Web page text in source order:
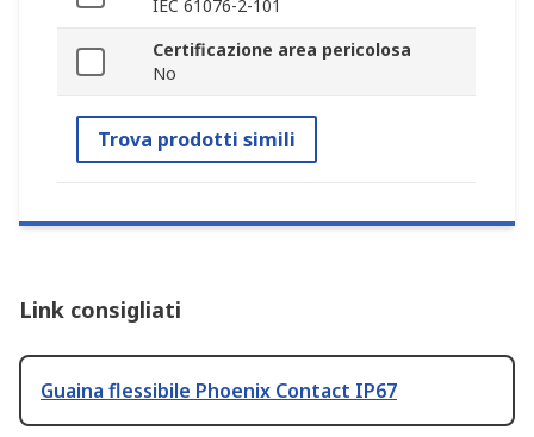
IEC 61076-2-101
Certificazione area pericolosa
No
Trova prodotti simili
Link consigliati
Guaina flessibile Phoenix Contact IP67